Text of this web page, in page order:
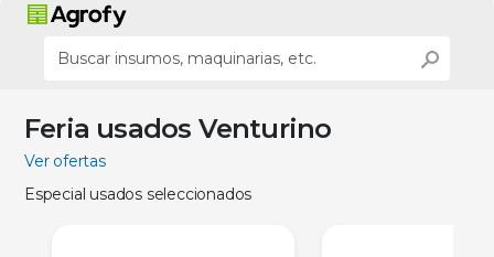
Feria usados Venturino
Ver ofertas
Especial usados seleccionados